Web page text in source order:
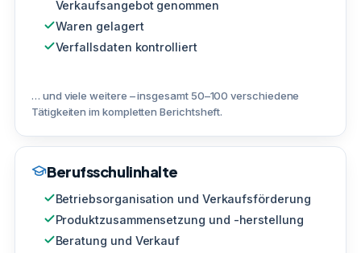
Verkaufsangebot genommen
Waren gelagert
Verfallsdaten kontrolliert
… und viele weitere – insgesamt 50–100 verschiedene
Tätigkeiten im kompletten Berichtsheft.
Berufsschulinhalte
Betriebsorganisation und Verkaufsförderung
Produktzusammensetzung und -herstellung
Beratung und Verkauf